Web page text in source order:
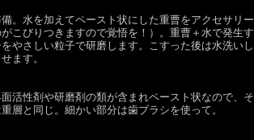
。水を加えてペースト状にした重曹をアクセサリ
こびりつきますので覚悟を！）。重曹＋水で発生
やさしい粒子で研磨します。こすった後は水洗い
ます。
活性剤や研磨剤の類が含まれペースト状なので、
層と同じ。細かい部分は歯ブラシを使って。